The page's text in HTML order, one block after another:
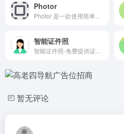
Photor
智能证件照
暂无评论